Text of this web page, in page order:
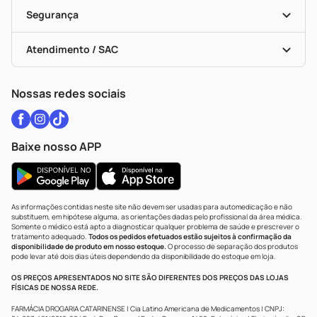
Black Friday
Formas De Pagamento
Troca E Devolução
Bulas De A A Z
Políticas De Marketplace
Serviços Farmacêuticos
Testes Rápidos
Autoteste Covid-19
Vacinas
Segurança
Certificado De Segurança
Portal Da Privacidade
Atendimento / SAC
WhatsApp (47) 9202-1687
Nossas redes sociais
Baixe nosso APP
As informações contidas neste site não devem ser usadas para automedicação e não
substituem, em hipótese alguma, as orientações dadas pelo profissional da área médica.
Somente o médico está apto a diagnosticar qualquer problema de saúde e prescrever o
tratamento adequado. Todos os pedidos efetuados estão sujeitos à confirmação da
disponibilidade de produto em nosso estoque.O processo de separação dos produtos
pode levar até dois dias úteis dependendo da disponibilidade do estoque em loja.
OS PREÇOS APRESENTADOS NO SITE SÃO DIFERENTES DOS PREÇOS DAS LOJAS
FÍSICAS DE NOSSA REDE.
FARMÁCIA DROGARIA CATARINENSE | Cia Latino Americana de Medicamentos | CNPJ: